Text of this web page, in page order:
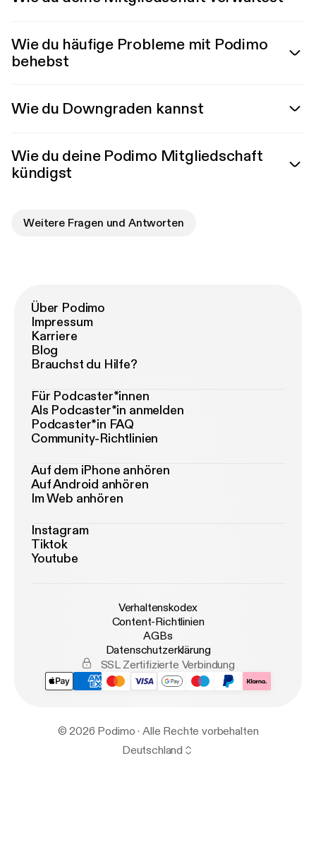
Wie du häufige Probleme mit Podimo
behebst
Wie du Downgraden kannst
Wie du deine Podimo Mitgliedschaft
kündigst
Weitere Fragen und Antworten
Über Podimo
Impressum
Karriere
Blog
Brauchst du Hilfe?
Für Podcaster*innen
Als Podcaster*in anmelden
Podcaster*in FAQ
Community-Richtlinien
Auf dem iPhone anhören
Auf Android anhören
Im Web anhören
Instagram
Tiktok
Youtube
Verhaltenskodex
Content-Richtlinien
AGBs
Datenschutzerklärung
SSL Zertifizierte Verbindung
© 2026 Podimo · Alle Rechte vorbehalten
Deutschland